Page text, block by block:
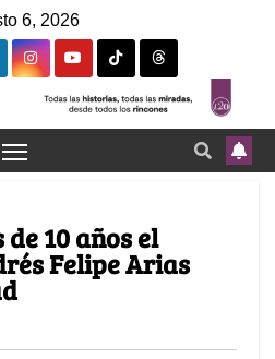
6, 2026
10 años el
Felipe Arias